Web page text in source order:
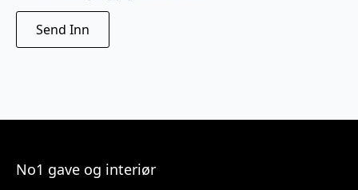
No1 gave og interiør